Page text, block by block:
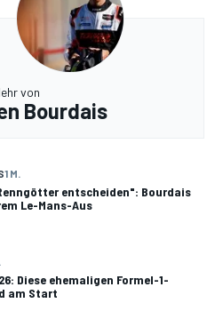
von
Bourdais
1 M.
entscheiden": Bourdais
Le-Mans-Aus
Diese ehemaligen Formel-1-
am Start